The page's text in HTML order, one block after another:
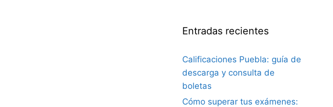
Entradas recientes
Calificaciones Puebla: guía de
descarga y consulta de
boletas
Cómo superar tus exámenes: